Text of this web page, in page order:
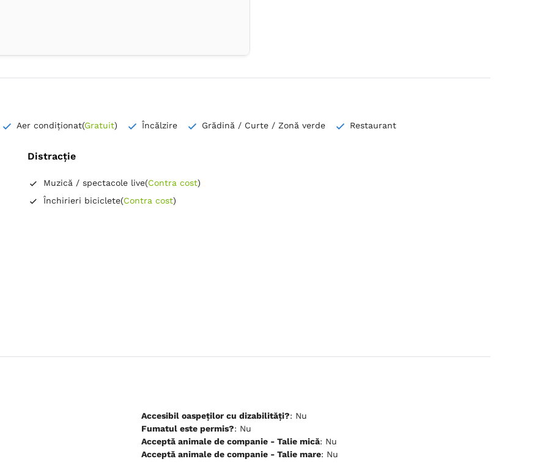
Aer condiționat(Gratuit) Încălzire Grădină / Curte / Zonă verde Restaurant
Distracție
Muzică / spectacole live(Contra cost)
Închirieri biciclete(Contra cost)
Accesibil oaspeților cu dizabilități?
: Nu
Fumatul este permis?
: Nu
Acceptă animale de companie - Talie mică
: Nu
Acceptă animale de companie - Talie mare
: Nu